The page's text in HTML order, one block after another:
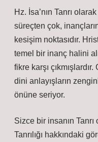
Hz. İsa’nın Tanrı
süreçten çok,
kesişim noktasıdır.
temel bir inanç halini
fikre karşı
dini anlayışların
önüne seriyor.
Sizce bir insanın Tanrı
Tanrılığı hakkındaki